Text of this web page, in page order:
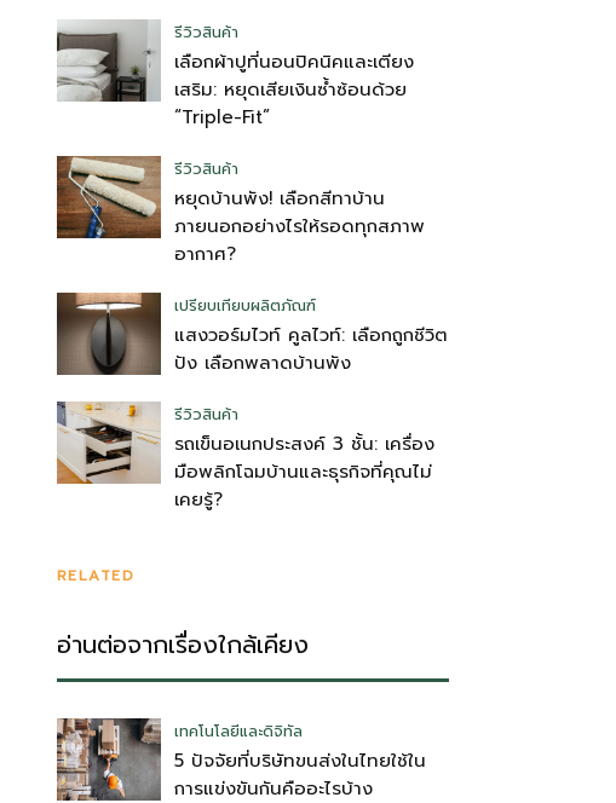
รีวิวสินค้า
เลือกผ้าปูที่นอนปิคนิคและเตียง
เสริม: หยุดเสียเงินซ้ำซ้อนด้วย
“Triple-Fit”
รีวิวสินค้า
หยุดบ้านพัง! เลือกสีทาบ้าน
ภายนอกอย่างไรให้รอดทุกสภาพ
อากาศ?
เปรียบเทียบผลิตภัณฑ์
แสงวอร์มไวท์ คูลไวท์: เลือกถูกชีวิต
ปัง เลือกพลาดบ้านพัง
รีวิวสินค้า
รถเข็นอเนกประสงค์ 3 ชั้น: เครื่อง
มือพลิกโฉมบ้านและธุรกิจที่คุณไม่
เคยรู้?
RELATED
อ่านต่อจากเรื่องใกล้เคียง
เทคโนโลยีและดิจิทัล
5 ปัจจัยที่บริษัทขนส่งในไทยใช้ใน
การแข่งขันกันคืออะไรบ้าง